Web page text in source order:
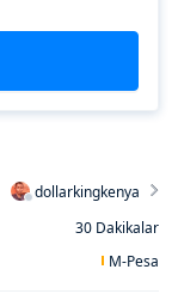
dollarkingkenya
30 Dakikalar
M-Pesa